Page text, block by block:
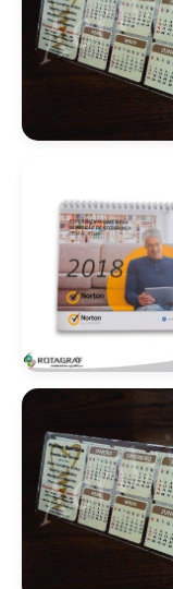
Calendário De
Personalizado